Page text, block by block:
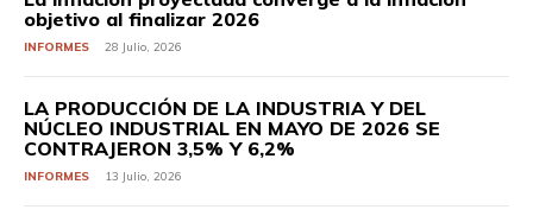
objetivo al finalizar 2026
INFORMES 28 Julio, 2026
LA PRODUCCIÓN DE LA INDUSTRIA Y DEL
NÚCLEO INDUSTRIAL EN MAYO DE 2026 SE
CONTRAJERON 3,5% Y 6,2%
INFORMES 13 Julio, 2026